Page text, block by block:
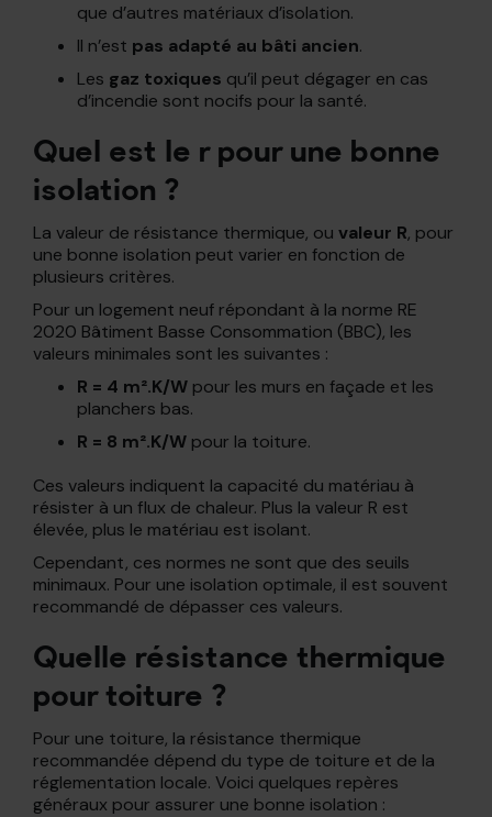
que d’autres matériaux d’isolation.
Il n’est pas adapté au bâti ancien.
Les gaz toxiques qu’il peut dégager en cas
d’incendie sont nocifs pour la santé.
Quel est le r pour une bonne
isolation ?
La valeur de résistance thermique, ou valeur R, pour
une bonne isolation peut varier en fonction de
plusieurs critères.
Pour un logement neuf répondant à la norme RE
2020 Bâtiment Basse Consommation (BBC), les
valeurs minimales sont les suivantes :
R = 4 m².K/W pour les murs en façade et les
planchers bas.
R = 8 m².K/W pour la toiture.
Ces valeurs indiquent la capacité du matériau à
résister à un flux de chaleur. Plus la valeur R est
élevée, plus le matériau est isolant.
Cependant, ces normes ne sont que des seuils
minimaux. Pour une isolation optimale, il est souvent
recommandé de dépasser ces valeurs.
Quelle résistance thermique
pour toiture ?
Pour une toiture, la résistance thermique
recommandée dépend du type de toiture et de la
réglementation locale. Voici quelques repères
généraux pour assurer une bonne isolation :